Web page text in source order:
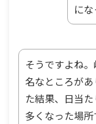
にな
そうですよね
名なところが
た結果、日当
多くなった場